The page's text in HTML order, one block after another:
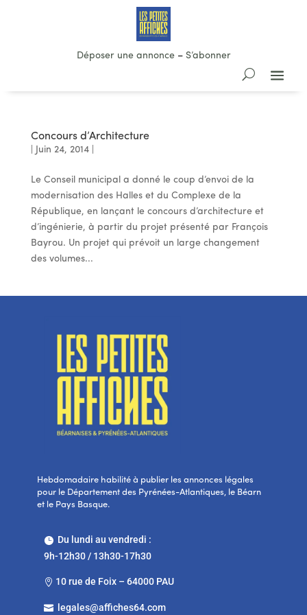
Déposer une annonce– S’abonner
Concours d’Architecture
Juin 24, 2014|
Le Conseil municipal a donné le coup d’envoi de la
modernisation des Halles et du Complexe de la
République, en lançant le concours d’architecture et
d’ingénierie, à partir du projet présenté par François
Bayrou. Un projet qui prévoit un large changement
des volumes...
Hebdomadaire habilité à publier les annonces légales
pour le Département des Pyrénées-Atlantiques, le Béarn
et le Pays Basque.
Du lundi au vendredi :
9h-12h30 / 13h30-17h30
 10 rue de Foix – 64000 PAU
 legales@affiches64.com